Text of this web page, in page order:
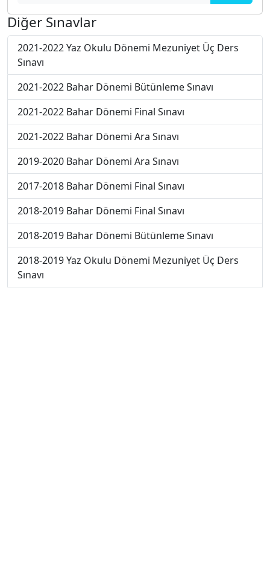
Diğer Sınavlar
2021-2022 Yaz Okulu Dönemi Mezuniyet Üç Ders
Sınavı
2021-2022 Bahar Dönemi Bütünleme Sınavı
2021-2022 Bahar Dönemi Final Sınavı
2021-2022 Bahar Dönemi Ara Sınavı
2019-2020 Bahar Dönemi Ara Sınavı
2017-2018 Bahar Dönemi Final Sınavı
2018-2019 Bahar Dönemi Final Sınavı
2018-2019 Bahar Dönemi Bütünleme Sınavı
2018-2019 Yaz Okulu Dönemi Mezuniyet Üç Ders
Sınavı